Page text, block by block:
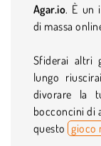
Agar.io. È un
di massa
Sfiderai altri
lungo
divorare la
bocconcini di
questo gioco